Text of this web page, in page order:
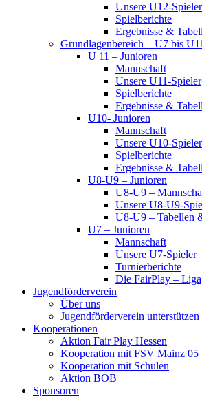
Unsere U12-Spieler
Spielberichte
Ergebnisse &
Grundlagenbereich – U7 bis U11
U 11 – Junioren
Mannschaft
Unsere U11-Spieler
Spielberichte
Ergebnisse &
U10- Junioren
Mannschaft
Unsere U10-Spieler
Spielberichte
Ergebnisse &
U8-U9 – Junioren
U8-U9 –
Unsere U8-U9-
U8-U9 – Tabellen
U7 – Junioren
Mannschaft
Unsere U7-Spieler
Turnierberichte
Die FairPlay – Liga
Jugendförderverein
Über uns
Jugendförderverein unterstützen
Kooperationen
Aktion Fair Play Hessen
Kooperation mit FSV Mainz 05
Kooperation mit Schulen
Aktion BOB
Sponsoren